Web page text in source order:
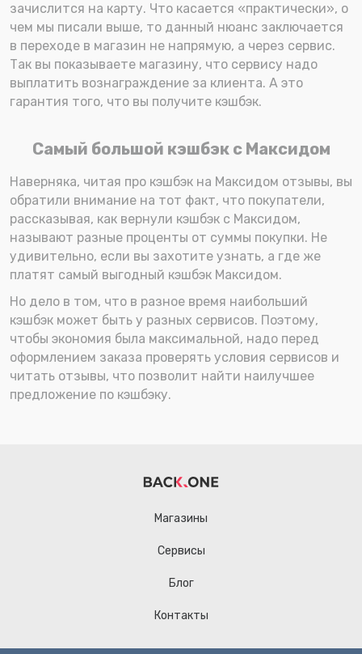
зачислится на карту. Что касается «практически», о
чем мы писали выше, то данный нюанс заключается
в переходе в магазин не напрямую, а через сервис.
Так вы показываете магазину, что сервису надо
выплатить вознаграждение за клиента. А это
гарантия того, что вы получите кэшбэк.
Самый большой кэшбэк с Максидом
Наверняка, читая про кэшбэк на Максидом отзывы, вы
обратили внимание на тот факт, что покупатели,
рассказывая, как вернули кэшбэк с Максидом,
называют разные проценты от суммы покупки. Не
удивительно, если вы захотите узнать, а где же
платят самый выгодный кэшбэк Максидом.
Но дело в том, что в разное время наибольший
кэшбэк может быть у разных сервисов. Поэтому,
чтобы экономия была максимальной, надо перед
оформлением заказа проверять условия сервисов и
читать отзывы, что позволит найти наилучшее
предложение по кэшбэку.
Магазины
Сервисы
Блог
Контакты